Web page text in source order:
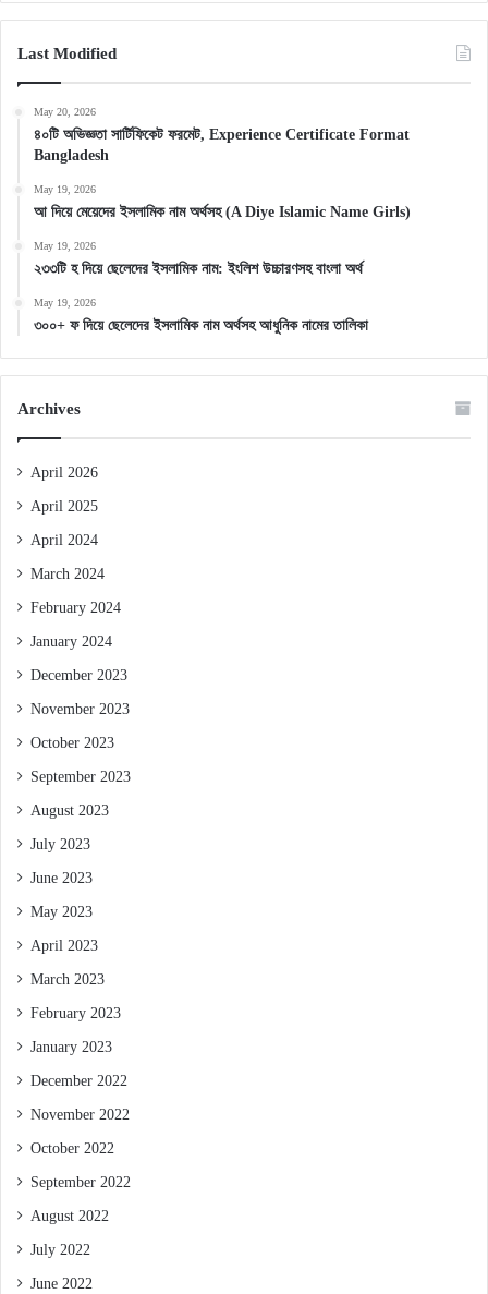
Last Modified
May 20, 2026
৪০টি অভিজ্ঞতা সার্টিফিকেট ফরমেট, Experience Certificate Format
Bangladesh
May 19, 2026
আ দিয়ে মেয়েদের ইসলামিক নাম অর্থসহ (A Diye Islamic Name Girls)
May 19, 2026
২৩৩টি হ দিয়ে ছেলেদের ইসলামিক নাম: ইংলিশ উচ্চারণসহ বাংলা অর্থ
May 19, 2026
৩০০+ ফ দিয়ে ছেলেদের ইসলামিক নাম অর্থসহ আধুনিক নামের তালিকা
Archives
April 2026
April 2025
April 2024
March 2024
February 2024
January 2024
December 2023
November 2023
October 2023
September 2023
August 2023
July 2023
June 2023
May 2023
April 2023
March 2023
February 2023
January 2023
December 2022
November 2022
October 2022
September 2022
August 2022
July 2022
June 2022